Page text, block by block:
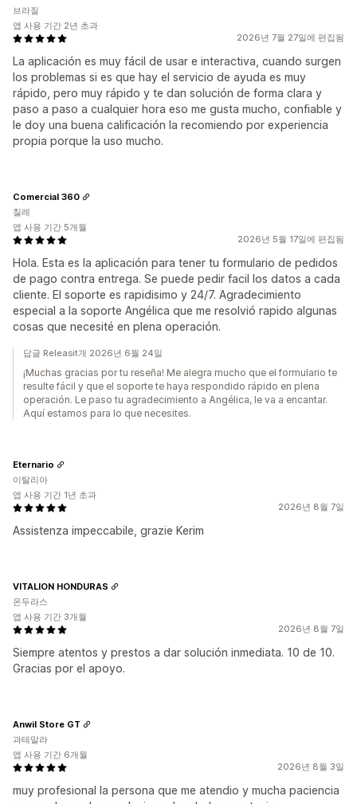
2026년 7월 27일에 편집됨
La aplicación es muy fácil de usar e interactiva, cuando surgen
los problemas si es que hay el servicio de ayuda es muy
rápido, pero muy rápido y te dan solución de forma clara y
paso a paso a cualquier hora eso me gusta mucho, confiable y
le doy una buena calificación la recomiendo por experiencia
propia porque la uso mucho.
브라질
앱 사용 기간 2년 초과
2026년 5월 17일에 편집됨
Hola. Esta es la aplicación para tener tu formulario de pedidos
de pago contra entrega. Se puede pedir facil los datos a cada
cliente. El soporte es rapidisimo y 24/7. Agradecimiento
especial a la soporte Angélica que me resolvió rapido algunas
cosas que necesité en plena operación.
Comercial 360
칠레
앱 사용 기간 5개월
답글 Releasit개 2026년 6월 24일
¡Muchas gracias por tu reseña! Me alegra mucho que el formulario te
resulte fácil y que el soporte te haya respondido rápido en plena
operación. Le paso tu agradecimiento a Angélica, le va a encantar.
Aquí estamos para lo que necesites.
2026년 8월 7일
Assistenza impeccabile, grazie Kerim
Eternario
이탈리아
앱 사용 기간 1년 초과
2026년 8월 7일
Siempre atentos y prestos a dar solución inmediata. 10 de 10.
Gracias por el apoyo.
VITALION HONDURAS
온두라스
앱 사용 기간 3개월
2026년 8월 3일
muy profesional la persona que me atendio y mucha paciencia
Anwil Store GT
과테말라
앱 사용 기간 6개월